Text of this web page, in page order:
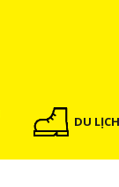
DU LỊCH